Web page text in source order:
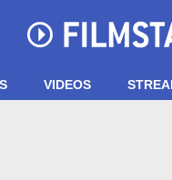
VIDEOS